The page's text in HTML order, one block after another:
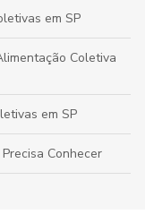
em SP
Coletiva
em SP
Conhecer
empresarial